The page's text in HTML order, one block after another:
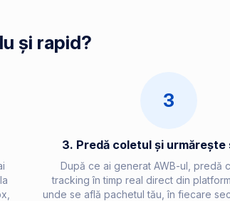
și rapid?
3
3. Predă coletul și
După ce ai generat AWB-ul, predă
tracking în timp real direct din
unde se află pachetul tău, în fiecare